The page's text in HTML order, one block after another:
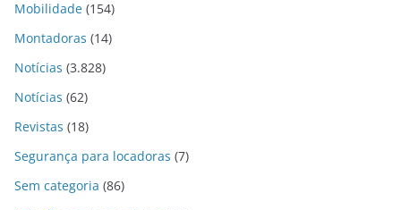
Mobilidade (154)
Montadoras (14)
Notícias (3.828)
Notícias (62)
Revistas (18)
Segurança para locadoras (7)
Sem categoria (86)